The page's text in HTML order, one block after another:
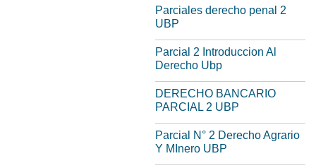
Parciales derecho penal 2
UBP
Parcial 2 Introduccion Al
Derecho Ubp
DERECHO BANCARIO
PARCIAL 2 UBP
Parcial N° 2 Derecho Agrario
Y MInero UBP